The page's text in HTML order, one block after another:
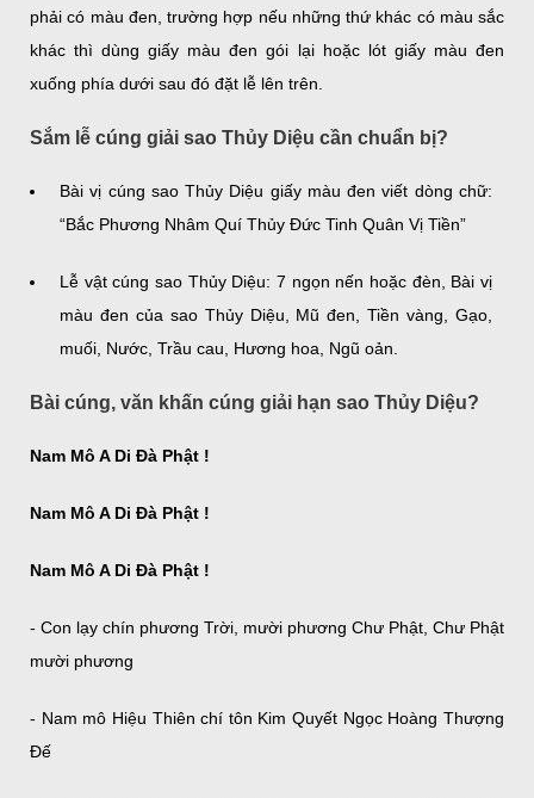
phải có màu đen, trường hợp nếu những thứ khác có màu sắc
khác thì dùng giấy màu đen gói lại hoặc lót giấy màu đen
xuống phía dưới sau đó đặt lễ lên trên.
Sắm lễ cúng giải sao Thủy Diệu cần chuẩn bị?
Bài vị cúng sao Thủy Diệu giấy màu đen viết dòng chữ:
“Bắc Phương Nhâm Quí Thủy Đức Tinh Quân Vị Tiền”
Lễ vật cúng sao Thủy Diệu: 7 ngọn nến hoặc đèn, Bài vị
màu đen của sao Thủy Diệu, Mũ đen, Tiền vàng, Gạo,
muối, Nước, Trầu cau, Hương hoa, Ngũ oản.
Bài cúng, văn khấn cúng giải hạn sao Thủy Diệu?
Nam Mô A Di Đà Phật !
Nam Mô A Di Đà Phật !
Nam Mô A Di Đà Phật !
- Con lạy chín phương Trời, mười phương Chư Phật, Chư Phật
mười phương
- Nam mô Hiệu Thiên chí tôn Kim Quyết Ngọc Hoàng Thượng
Đế